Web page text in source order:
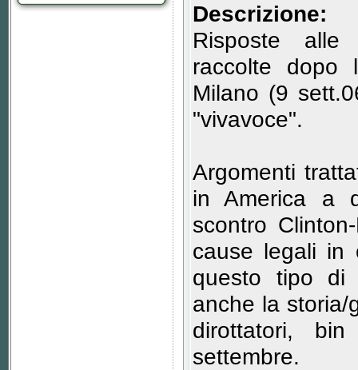
Descrizione:
Risposte alle
raccolte dopo
Milano (9
"vivavoce".
Argomenti
in America a
scontro
cause legali in
questo tipo di
anche la storia/
dirottatori,
settembre.